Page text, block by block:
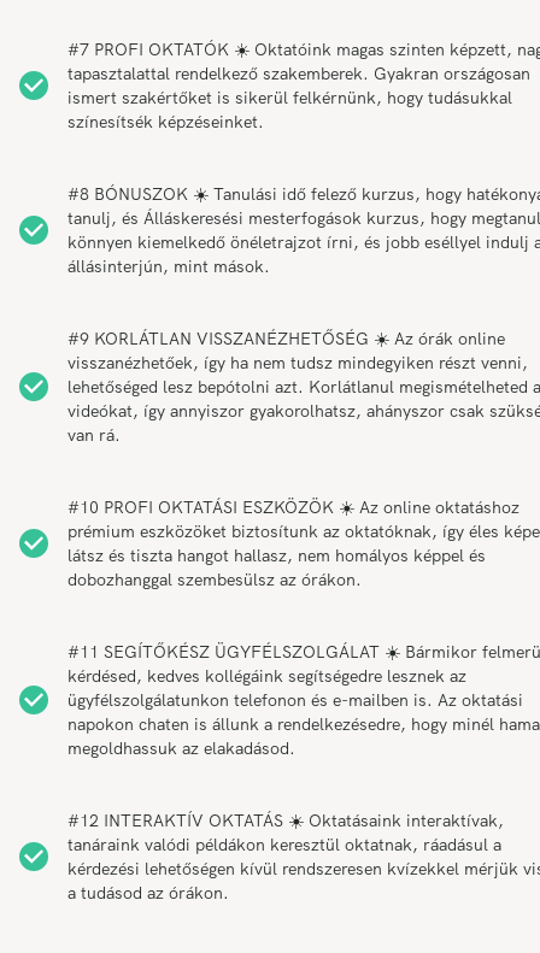
#7 PROFI OKTATÓK ☀️ Oktatóink magas szinten képzett,
tapasztalattal rendelkező szakemberek. Gyakran országosan
ismert szakértőket is sikerül felkérnünk, hogy tudásukkal
színesítsék képzéseinket.
#8 BÓNUSZOK ☀️ Tanulási idő felező kurzus, hogy
tanulj, és Álláskeresési mesterfogások kurzus, hogy
könnyen kiemelkedő önéletrajzot írni, és jobb eséllyel indulj
állásinterjún, mint mások.
#9 KORLÁTLAN VISSZANÉZHETŐSÉG ☀️ Az órák online
visszanézhetőek, így ha nem tudsz mindegyiken részt venni,
lehetőséged lesz bepótolni azt. Korlátlanul megismételheted a
videókat, így annyiszor gyakorolhatsz, ahányszor csak
van rá.
#10 PROFI OKTATÁSI ESZKÖZÖK ☀️ Az online oktatáshoz
prémium eszközöket biztosítunk az oktatóknak, így éles
látsz és tiszta hangot hallasz, nem homályos képpel és
dobozhanggal szembesülsz az órákon.
#11 SEGÍTŐKÉSZ ÜGYFÉLSZOLGÁLAT ☀️ Bármikor
kérdésed, kedves kollégáink segítségedre lesznek az
ügyfélszolgálatunkon telefonon és e-mailben is. Az oktatási
napokon chaten is állunk a rendelkezésedre, hogy minél
megoldhassuk az elakadásod.
#12 INTERAKTÍV OKTATÁS ☀️ Oktatásaink interaktívak,
tanáraink valódi példákon keresztül oktatnak, ráadásul a
kérdezési lehetőségen kívül rendszeresen kvízekkel mérjük
a tudásod az órákon.